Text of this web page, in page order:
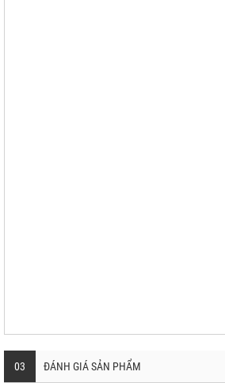
03 ĐÁNH GIÁ SẢN PHẨM